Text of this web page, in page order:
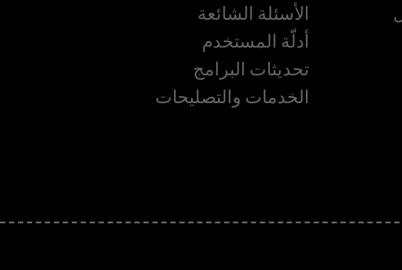
الأسئلة الشائعة
أدلّة المستخدم
تحديثات البرامج
الخدمات والتصليحات